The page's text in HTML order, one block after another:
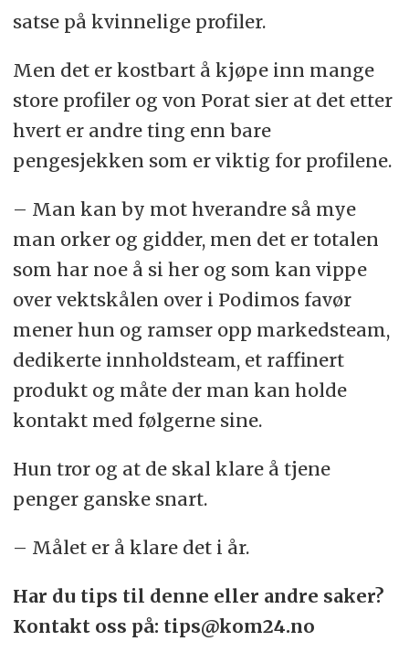
satse på kvinnelige profiler.
Men det er kostbart å kjøpe inn mange
store profiler og von Porat sier at det etter
hvert er andre ting enn bare
pengesjekken som er viktig for profilene.
– Man kan by mot hverandre så mye
man orker og gidder, men det er totalen
som har noe å si her og som kan vippe
over vektskålen over i Podimos favør
mener hun og ramser opp markedsteam,
dedikerte innholdsteam, et raffinert
produkt og måte der man kan holde
kontakt med følgerne sine.
Hun tror og at de skal klare å tjene
penger ganske snart.
– Målet er å klare det i år.
Har du tips til denne eller andre saker?
Kontakt oss på: tips@kom24.no